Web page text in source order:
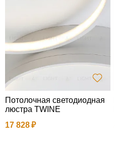
Потолочная светодиодная
люстра TWINE
17 828